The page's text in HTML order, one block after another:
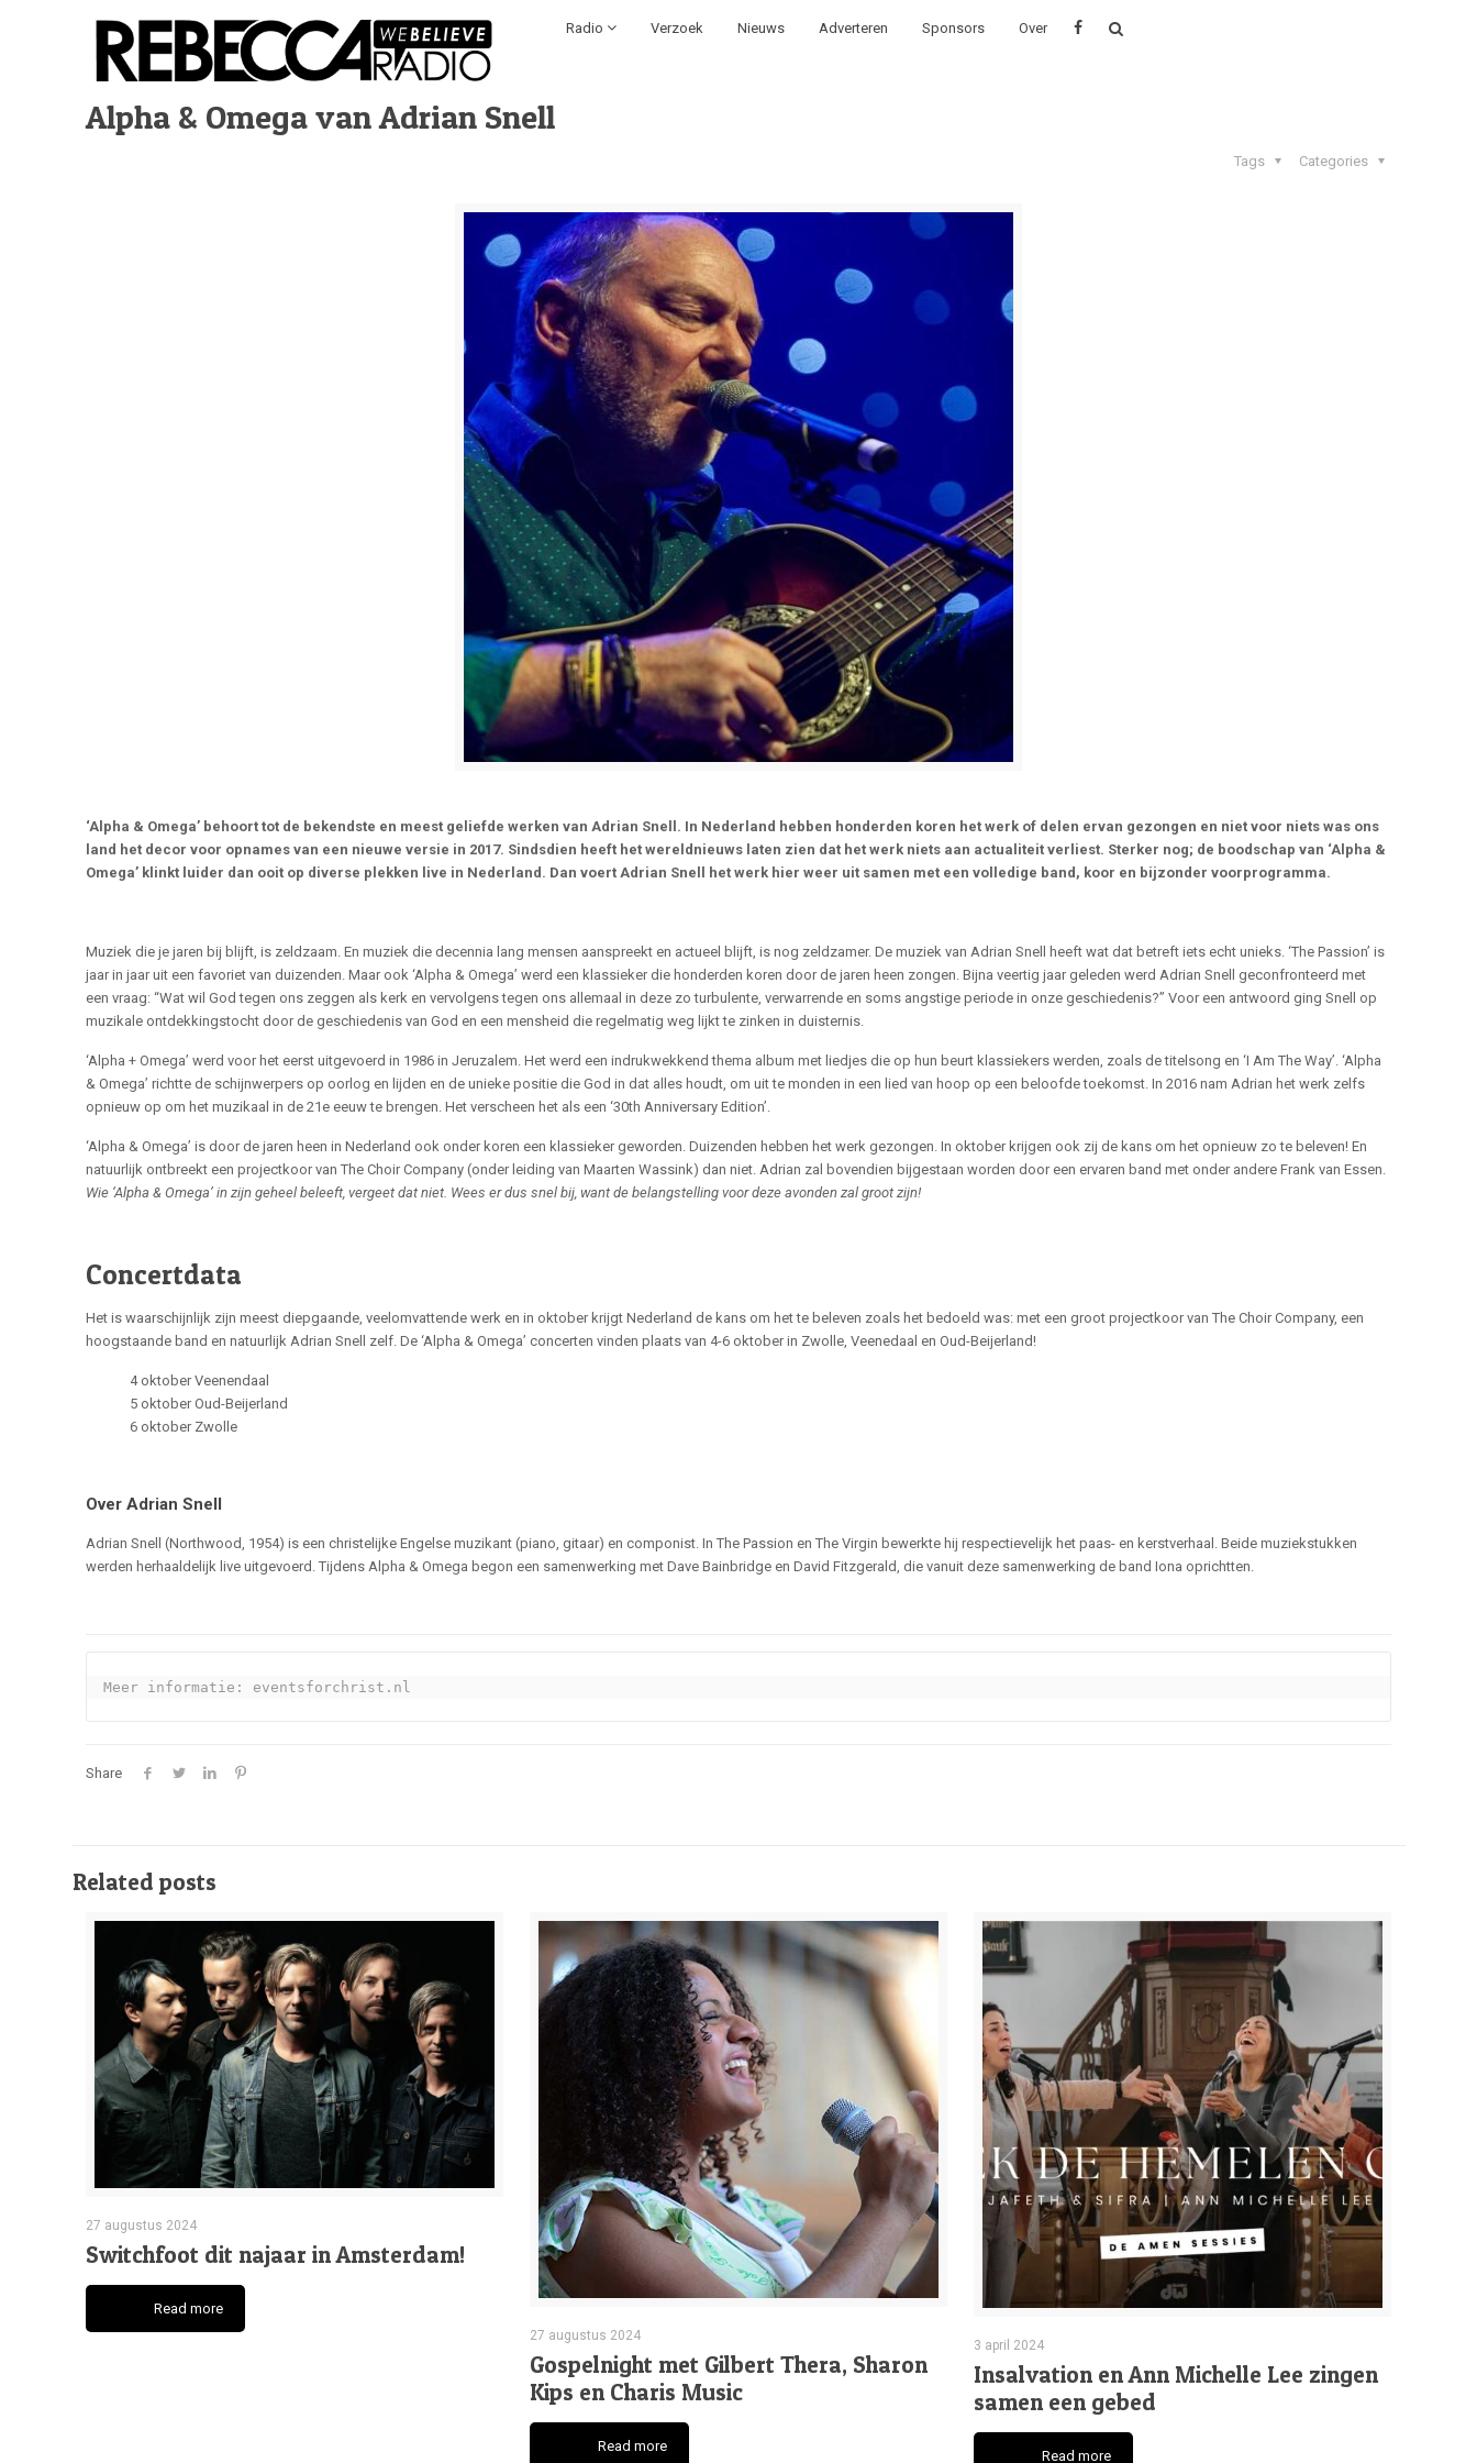
Radio Verzoek Nieuws Adverteren Sponsors Over
Alpha & Omega van Adrian Snell
Categories
Tags
‘Alpha & Omega’ behoort tot de bekendste en meest geliefde werken van Adrian Snell. In Nederland hebben honderden koren het werk of delen ervan gezongen en niet voor niets was ons
land het decor voor opnames van een nieuwe versie in 2017. Sindsdien heeft het wereldnieuws laten zien dat het werk niets aan actualiteit verliest. Sterker nog; de boodschap van ‘Alpha &
Omega’ klinkt luider dan ooit op diverse plekken live in Nederland. Dan voert Adrian Snell het werk hier weer uit samen met een volledige band, koor en bijzonder voorprogramma.
Muziek die je jaren bij blijft, is zeldzaam. En muziek die decennia lang mensen aanspreekt en actueel blijft, is nog zeldzamer. De muziek van Adrian Snell heeft wat dat betreft iets echt unieks. ‘The Passion’ is
jaar in jaar uit een favoriet van duizenden. Maar ook ‘Alpha & Omega’ werd een klassieker die honderden koren door de jaren heen zongen. Bijna veertig jaar geleden werd Adrian Snell geconfronteerd met
een vraag: “Wat wil God tegen ons zeggen als kerk en vervolgens tegen ons allemaal in deze zo turbulente, verwarrende en soms angstige periode in onze geschiedenis?” Voor een antwoord ging Snell op
muzikale ontdekkingstocht door de geschiedenis van God en een mensheid die regelmatig weg lijkt te zinken in duisternis.
‘Alpha + Omega’ werd voor het eerst uitgevoerd in 1986 in Jeruzalem. Het werd een indrukwekkend thema album met liedjes die op hun beurt klassiekers werden, zoals de titelsong en ‘I Am The Way’. ‘Alpha
& Omega’ richtte de schijnwerpers op oorlog en lijden en de unieke positie die God in dat alles houdt, om uit te monden in een lied van hoop op een beloofde toekomst. In 2016 nam Adrian het werk zelfs
opnieuw op om het muzikaal in de 21e eeuw te brengen. Het verscheen het als een ‘30th Anniversary Edition’.
‘Alpha & Omega’ is door de jaren heen in Nederland ook onder koren een klassieker geworden. Duizenden hebben het werk gezongen. In oktober krijgen ook zij de kans om het opnieuw zo te beleven! En
natuurlijk ontbreekt een projectkoor van The Choir Company (onder leiding van Maarten Wassink) dan niet. Adrian zal bovendien bijgestaan worden door een ervaren band met onder andere Frank van Essen.
Wie ‘Alpha & Omega’ in zijn geheel beleeft, vergeet dat niet. Wees er dus snel bij, want de belangstelling voor deze avonden zal groot zijn!
Concertdata
Het is waarschijnlijk zijn meest diepgaande, veelomvattende werk en in oktober krijgt Nederland de kans om het te beleven zoals het bedoeld was: met een groot projectkoor van The Choir Company, een
hoogstaande band en natuurlijk Adrian Snell zelf. De ‘Alpha & Omega’ concerten vinden plaats van 4-6 oktober in Zwolle, Veenedaal en Oud-Beijerland!
4 oktober Veenendaal
5 oktober Oud-Beijerland
6 oktober Zwolle
Over Adrian Snell
Adrian Snell (Northwood, 1954) is een christelijke Engelse muzikant (piano, gitaar) en componist. In The Passion en The Virgin bewerkte hij respectievelijk het paas- en kerstverhaal. Beide muziekstukken
werden herhaaldelijk live uitgevoerd. Tijdens Alpha & Omega begon een samenwerking met Dave Bainbridge en David Fitzgerald, die vanuit deze samenwerking de band Iona oprichtten.
Meer informatie: eventsforchrist.nl
Share
Related posts
27 augustus 2024
Switchfoot dit najaar in Amsterdam!
Read more
27 augustus 2024
Gospelnight met Gilbert Thera, Sharon
Kips en Charis Music
Read more
3 april 2024
Insalvation en Ann Michelle Lee zingen
samen een gebed
Read more